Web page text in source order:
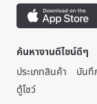
ค้นหางานดีไซน์ดีๆ
ประเภทสินค้า
บันทึ
ตู้โชว์